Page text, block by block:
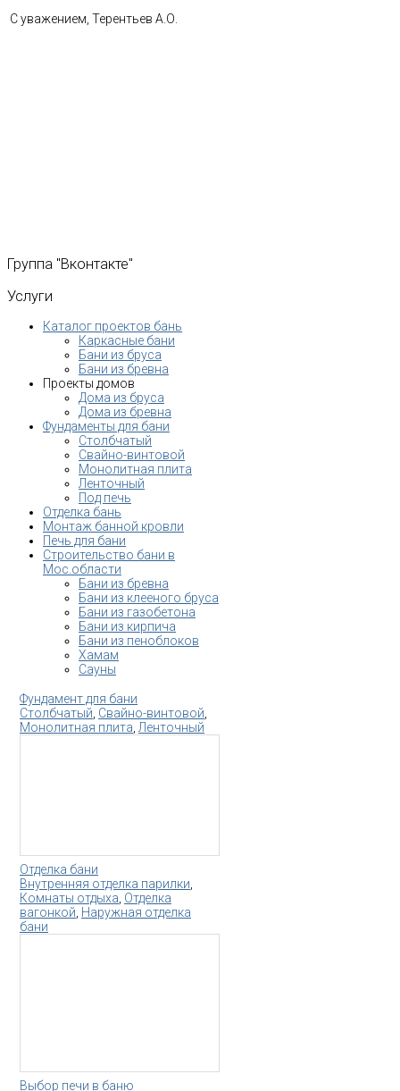
С уважением, Терентьев А.О.
Группа "Вконтакте"
Услуги
Каталог проектов бань
Каркасные бани
Бани из бруса
Бани из бревна
Проекты домов
Дома из бруса
Дома из бревна
Фундаменты для бани
Столбчатый
Свайно-винтовой
Монолитная плита
Ленточный
Под печь
Отделка бань
Монтаж банной кровли
Печь для бани
Строительство бани в
Мос.области
Бани из бревна
Бани из клееного бруса
Бани из газобетона
Бани из кирпича
Бани из пеноблоков
Хамам
Сауны
Фундамент для бани
Столбчатый Свайно-винтовой
Монолитная плита Ленточный
Отделка бани
Внутренняя отделка парилки
Комнаты отдыха Отделка
вагонкой Наружная отделка
бани
Выбор печи в баню